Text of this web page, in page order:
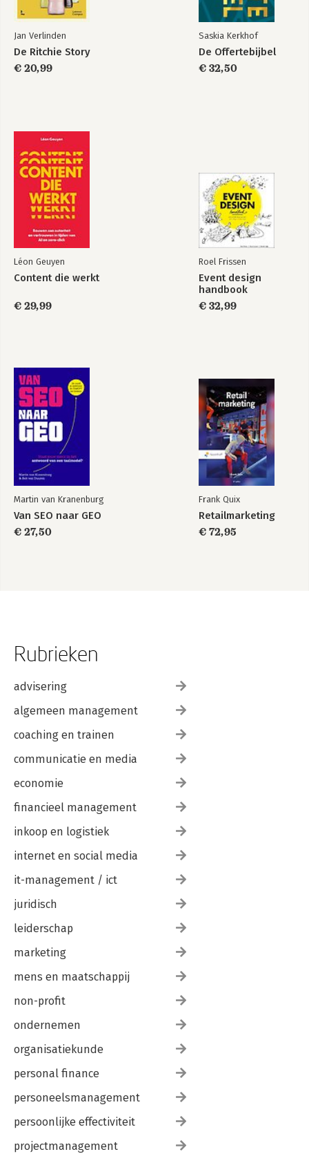
Goesting hebben en gewoon doen! 183
Nabeschouwing 187
Bibliografie 189
Een woord van dank 189
Jan Verlinden
De Ritchie Story
€ 20,99
Saskia Kerkhof
De Offertebijbel
€ 32,50
Léon Geuyen
Content die werkt
€ 29,99
Roel Frissen
Event design
handbook
€ 32,99
Martin van Kranenburg
Van SEO naar GEO
€ 27,50
Frank Quix
Retailmarketing
€ 72,95
Rubrieken
advisering
algemeen management
coaching en trainen
communicatie en media
economie
financieel management
inkoop en logistiek
internet en social media
it-management / ict
juridisch
leiderschap
marketing
mens en maatschappij
non-profit
ondernemen
organisatiekunde
personal finance
personeelsmanagement
persoonlijke effectiviteit
projectmanagement